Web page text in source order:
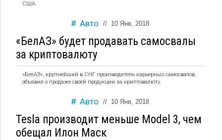
США.
Авто // 10 Янв, 2018
«БелАЗ» будет продавать самосвалы
за криптовалюту
«БелАЗ», крупнейший в СНГ производитель карьерных самосвалов,
объявил о продаже своей продукции за криптовалюту.
Авто // 10 Янв, 2018
Tesla производит меньше Model 3, чем
обещал Илон Маск